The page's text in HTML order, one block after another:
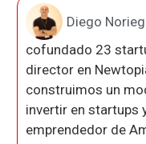
Diego
cofundado 23
director en
construimos un
invertir en startups
emprendedor de